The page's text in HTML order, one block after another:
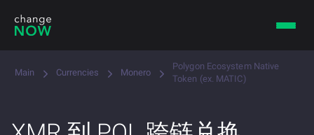
Main Currencies Monero
Polygon Ecosystem Native
Token (ex. MATIC)